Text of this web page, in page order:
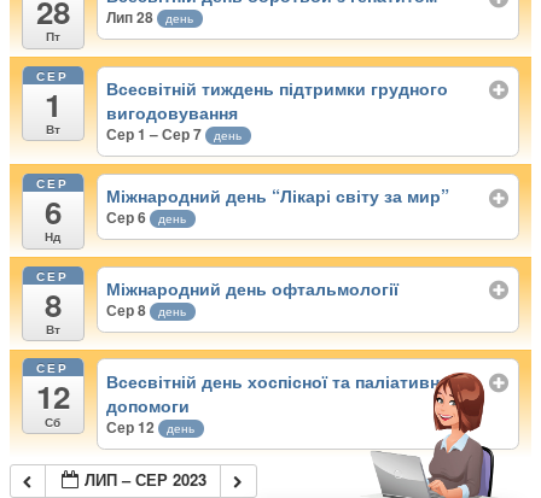
28
Пт
Лип 28 день
СЕР
1
Вт
Всесвітній тиждень підтримки грудного
вигодовування
Сер 1 – Сер 7 день
СЕР
6
Нд
Міжнародний день “Лікарі світу за мир”
Сер 6 день
СЕР
8
Вт
Міжнародний день офтальмології
Сер 8 день
СЕР
12
Сб
Всесвітній день хоспісної та паліативної
допомоги
Сер 12 день
ЛИП – СЕР 2023